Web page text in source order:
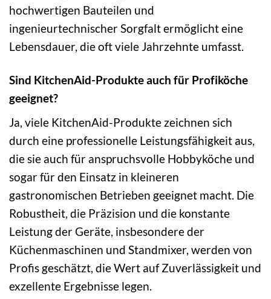
hochwertigen Bauteilen und
ingenieurtechnischer Sorgfalt ermöglicht eine
Lebensdauer, die oft viele Jahrzehnte umfasst.
Sind KitchenAid-Produkte auch für Profiköche
geeignet?
Ja, viele KitchenAid-Produkte zeichnen sich
durch eine professionelle Leistungsfähigkeit aus,
die sie auch für anspruchsvolle Hobbyköche und
sogar für den Einsatz in kleineren
gastronomischen Betrieben geeignet macht. Die
Robustheit, die Präzision und die konstante
Leistung der Geräte, insbesondere der
Küchenmaschinen und Standmixer, werden von
Profis geschätzt, die Wert auf Zuverlässigkeit und
exzellente Ergebnisse legen.